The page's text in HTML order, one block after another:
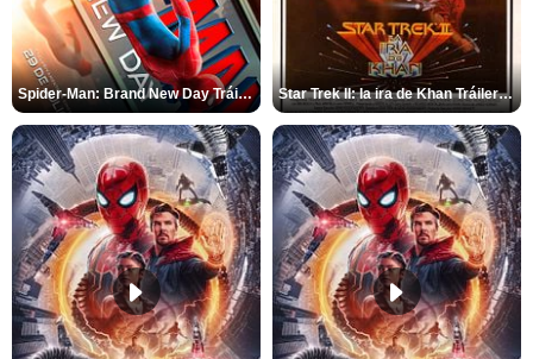
Spider-Man: Brand New Day Tráiler (3) Star Trek II: la ira de Khan Tráiler VO